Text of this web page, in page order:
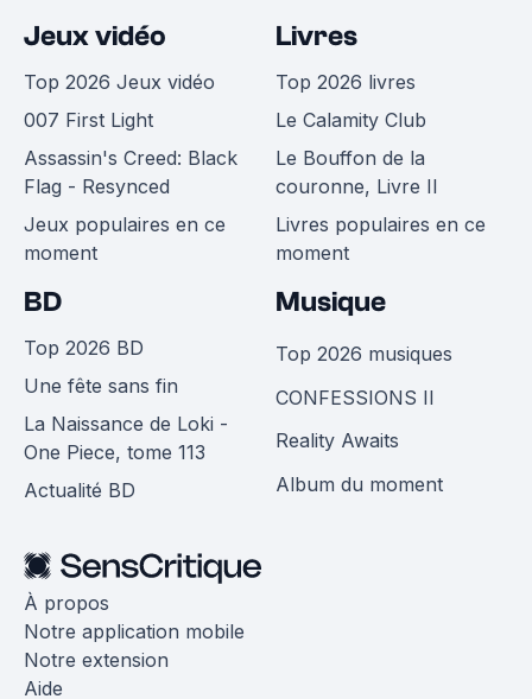
Jeux vidéo
Top 2026 Jeux vidéo
007 First Light
Assassin's Creed: Black
Flag - Resynced
Jeux populaires en ce
moment
Livres
Top 2026 livres
Le Calamity Club
Le Bouffon de la
couronne, Livre II
Livres populaires en ce
moment
BD
Top 2026 BD
Une fête sans fin
La Naissance de Loki -
One Piece, tome 113
Actualité BD
Musique
Top 2026 musiques
CONFESSIONS II
Reality Awaits
Album du moment
À propos
Notre application mobile
Notre extension
Aide